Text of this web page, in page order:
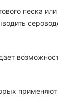
песка